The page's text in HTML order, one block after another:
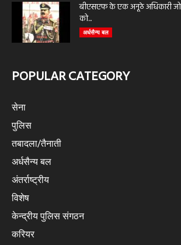
बीएसएफ के एक अनूठे अधिकारी जो
को...
अर्धसैन्य बल
POPULAR CATEGORY
सेना
पुलिस
तबादला/तैनाती
अर्धसैन्य बल
अंतर्राष्ट्रीय
विशेष
केन्द्रीय पुलिस संगठन
करियर